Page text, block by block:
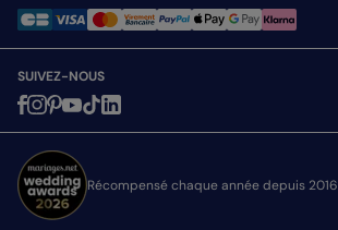
SUIVEZ-NOUS
Récompensé chaque année depuis 2016